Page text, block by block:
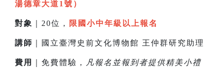
湯德章大道1號）
對象 ｜20位， 限國小中年級以上報名
講師 ｜國立臺灣史前文化博物館 王仲群研究助理
費用 ｜免費體驗，
凡報名並報到者提供精美小禮